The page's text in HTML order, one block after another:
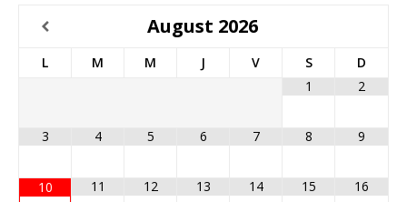
August 2026
L M M J V S
D
1
2
3 4 5 6 7 8 9
10 11 12 13 14 15 16